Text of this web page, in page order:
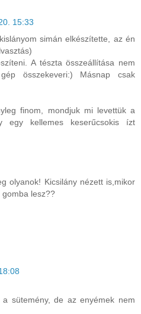
15:33
simán elkészítette, az én
A tészta összeállítása nem
összekeveri:) Másnap csak
finom, mondjuk mi levettük a
egy kellemes keserűcsokis ízt
olyanok! Kicsilány nézett is,mikor
lesz??
sütemény, de az enyémek nem